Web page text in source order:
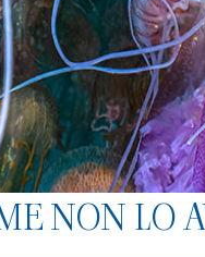
NON LO